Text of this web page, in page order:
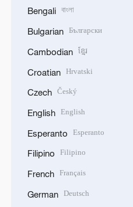
Bengali বাংলা
Bulgarian Български
Cambodian ខ្មែរ
Croatian Hrvatski
Czech Český
English English
Esperanto Esperanto
Filipino Filipino
French Français
German Deutsch